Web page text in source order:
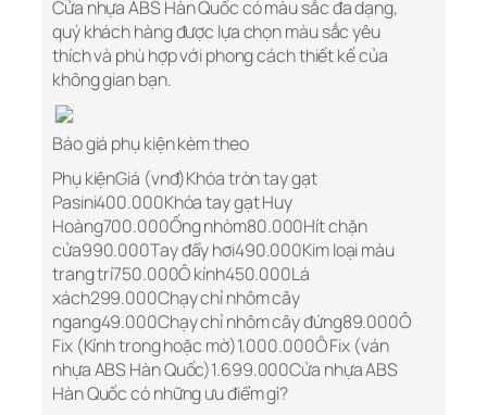
Cửa nhựa ABS Hàn Quốc có màu sắc đa dạng,
quý khách hàng được lựa chọn màu sắc yêu
thích và phù hợp với phong cách thiết kế của
không gian bạn.
Báo giá phụ kiện kèm theo
Phụ kiệnGiá (vnđ)Khóa tròn tay gạt
Pasini400.000Khóa tay gạt Huy
Hoàng700.000Ống nhòm80.000Hít chặn
cửa990.000Tay đẩy hơi490.000Kim loại màu
trang trí750.000Ô kính450.000Lá
xách299.000Chạy chỉ nhôm cây
ngang49.000Chạy chỉ nhôm cây đứng89.000Ô
Fix (Kính trong hoặc mờ)1.000.000Ô Fix (ván
nhựa ABS Hàn Quốc)1.699.000Cửa nhựa ABS
Hàn Quốc có những ưu điểm gì?